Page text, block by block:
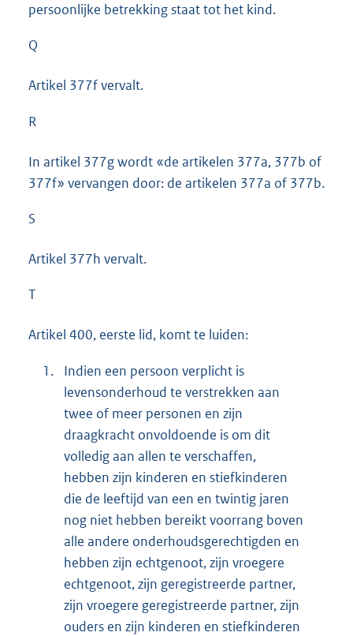
persoonlijke betrekking staat tot het kind.
Q
Artikel 377f vervalt.
R
In artikel 377g wordt «de artikelen 377a, 377b of
377f» vervangen door: de artikelen 377a of 377b.
S
Artikel 377h vervalt.
T
Artikel 400, eerste lid, komt te luiden:
1.
Indien een persoon verplicht is
levensonderhoud te verstrekken aan
twee of meer personen en zijn
draagkracht onvoldoende is om dit
volledig aan allen te verschaffen,
hebben zijn kinderen en stiefkinderen
die de leeftijd van een en twintig jaren
nog niet hebben bereikt voorrang boven
alle andere onderhoudsgerechtigden en
hebben zijn echtgenoot, zijn vroegere
echtgenoot, zijn geregistreerde partner,
zijn vroegere geregistreerde partner, zijn
ouders en zijn kinderen en stiefkinderen